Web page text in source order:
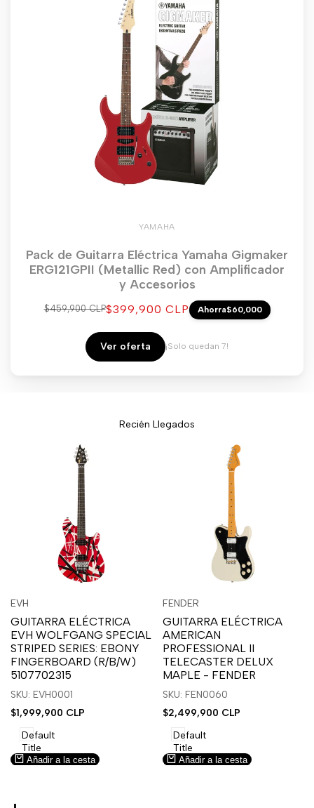
YAMAHA
Pack de Guitarra Eléctrica Yamaha Gigmaker
ERG121GPII (Metallic Red) con Amplificador
y Accesorios
Precio
$459,900 CLPPrecio
venta
$399,900 CLP Ahorra$60,000
Ver oferta ¡Solo quedan 7!
Recién Llegados
sesión
para
usar
la
lista
deseos.
para
usar
Compare
Proveedor:
EVH
GUITARRA ELÉCTRICA
EVH WOLFGANG SPECIAL
STRIPED SERIES: EBONY
FINGERBOARD (R/B/W)
5107702315
SKU: EVH0001
Precio
venta
$1,999,900 CLP
Default
Title
Añadir a la cesta
sesión
para
usar
la
lista
deseos.
sesión
para
usar
Compare
Vista
Proveedor:
FENDER
GUITARRA ELÉCTRICA
AMERICAN
PROFESSIONAL II
TELECASTER DELUX
MAPLE - FENDER
SKU: FEN0060
Precio
venta
$2,499,900 CLP
Default
Title
Añadir a la cesta